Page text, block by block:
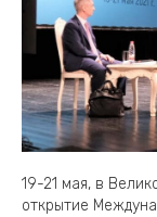
19-21 мая, в
открытие